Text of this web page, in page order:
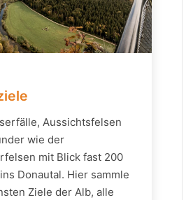
Aussichtsfelsen
wie der
mit Blick fast 200
Donautal. Hier sammle
Ziele der Alb, alle